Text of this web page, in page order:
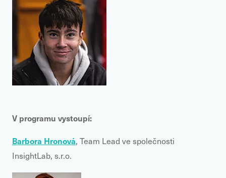
V programu vystoupí:
Barbora Hronová, Team Lead ve společnosti
InsightLab, s.r.o.